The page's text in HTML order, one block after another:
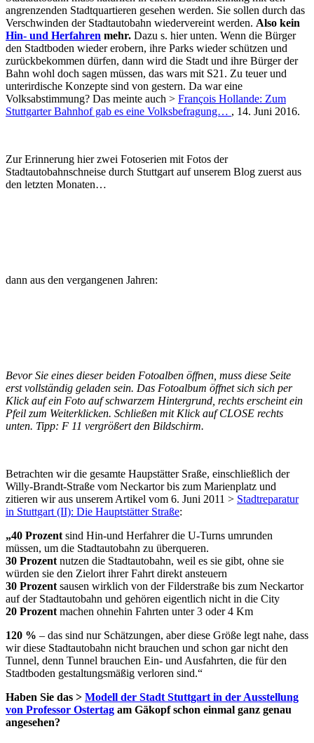
angrenzenden Stadtquartieren gesehen werden. Sie sollen durch das
Verschwinden der Stadtautobahn wiedervereint werden. Also kein
Hin- und Herfahren mehr. Dazu s. hier unten. Wenn die Bürger
den Stadtboden wieder erobern, ihre Parks wieder schützen und
zurückbekommen dürfen, dann wird die Stadt und ihre Bürger der
Bahn wohl doch sagen müssen, das wars mit S21. Zu teuer und
unterirdische Konzepte sind von gestern. Da war eine
Volksabstimmung? Das meinte auch > François Hollande: Zum
Stuttgarter Bahnhof gab es eine Volksbefragung… , 14. Juni 2016.
Zur Erinnerung hier zwei Fotoserien mit Fotos der
Stadtautobahnschneise durch Stuttgart auf unserem Blog zuerst aus
den letzten Monaten…
dann aus den vergangenen Jahren:
Bevor Sie eines dieser beiden Fotoalben öffnen, muss diese Seite
erst vollständig geladen sein. Das Fotoalbum öffnet sich sich per
Klick auf ein Foto auf schwarzem Hintergrund, rechts erscheint ein
Pfeil zum Weiterklicken. Schließen mit Klick auf CLOSE rechts
unten. Tipp: F 11 vergrößert den Bildschirm.
Betrachten wir die gesamte Haupstätter Sraße, einschließlich der
Willy-Brandt-Straße vom Neckartor bis zum Marienplatz und
zitieren wir aus unserem Artikel vom 6. Juni 2011 > Stadtreparatur
in Stuttgart (II): Die Hauptstätter Straße:
„40 Prozent sind Hin-und Herfahrer die U-Turns umrunden
müssen, um die Stadtautobahn zu überqueren.
30 Prozent nutzen die Stadtautobahn, weil es sie gibt, ohne sie
würden sie den Zielort ihrer Fahrt direkt ansteuern
30 Prozent sausen wirklich von der Filderstraße bis zum Neckartor
auf der Stadtautobahn und gehören eigentlich nicht in die City
20 Prozent machen ohnehin Fahrten unter 3 oder 4 Km
120 % – das sind nur Schätzungen, aber diese Größe legt nahe, dass
wir diese Stadtautobahn nicht brauchen und schon gar nicht den
Tunnel, denn Tunnel brauchen Ein- und Ausfahrten, die für den
Stadtboden gestaltungsmäßig verloren sind.“
Haben Sie das > Modell der Stadt Stuttgart in der Ausstellung
von Professor Ostertag am Gäkopf schon einmal ganz genau
angesehen?